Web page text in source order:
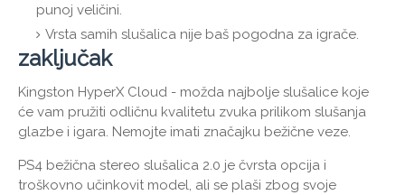
punoj veličini.
Vrsta samih slušalica nije baš pogodna za igrače.
zaključak
Kingston HyperX Cloud - možda najbolje slušalice koje
će vam pružiti odličnu kvalitetu zvuka prilikom slušanja
glazbe i igara. Nemojte imati značajku bežične veze.
PS4 bežična stereo slušalica 2.0 je čvrsta opcija i
troškovno učinkovit model, ali se plaši zbog svoje